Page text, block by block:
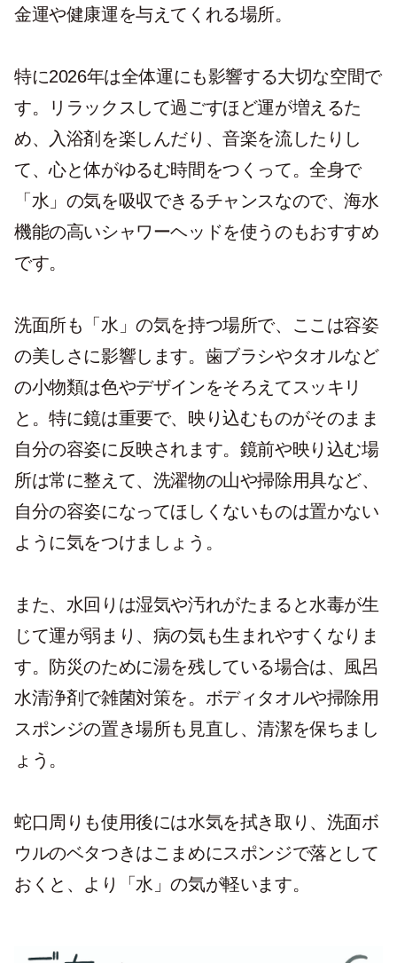
金運や健康運を与えてくれる場所。
特に2026年は全体運にも影響する大切な空間で
す。リラックスして過ごすほど運が増えるた
め、入浴剤を楽しんだり、音楽を流したりし
て、心と体がゆるむ時間をつくって。全身で
「水」の気を吸収できるチャンスなので、海水
機能の高いシャワーヘッドを使うのもおすすめ
です。
洗面所も「水」の気を持つ場所で、ここは容姿
の美しさに影響します。歯ブラシやタオルなど
の小物類は色やデザインをそろえてスッキリ
と。特に鏡は重要で、映り込むものがそのまま
自分の容姿に反映されます。鏡前や映り込む場
所は常に整えて、洗濯物の山や掃除用具など、
自分の容姿になってほしくないものは置かない
ように気をつけましょう。
また、水回りは湿気や汚れがたまると水毒が生
じて運が弱まり、病の気も生まれやすくなりま
す。防災のために湯を残している場合は、風呂
水清浄剤で雑菌対策を。ボディタオルや掃除用
スポンジの置き場所も見直し、清潔を保ちまし
ょう。
蛇口周りも使用後には水気を拭き取り、洗面ボ
ウルのベタつきはこまめにスポンジで落として
おくと、より「水」の気が軽います。